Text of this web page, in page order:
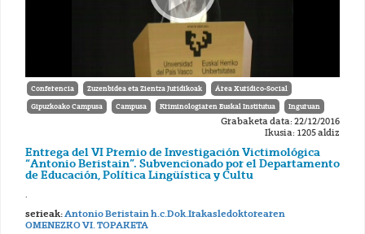
Conferencia Zuzenbidea eta Zientza Juridikoak Área Xurídico-Social
Gipuzkoako Campusa Campusa Kriminologiaren Euskal Institutua Inguruan
Grabaketa data: 22/12/2016
Ikusia: 1205 aldiz
Entrega del VI Premio de Investigación Victimológica
“Antonio Beristain”. Subvencionado por el Departamento
de Educación, Política Lingüística y Cultu
.
serieak:Antonio Beristain h.c.Dok.Irakasledoktorearen
OMENEZKO VI. TOPAKETA